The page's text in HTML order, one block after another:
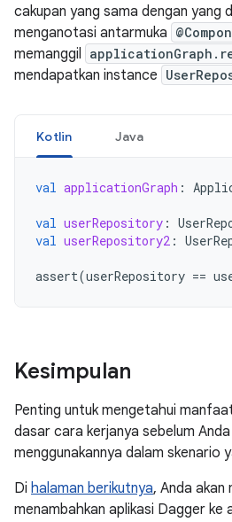
cakupan yang sama dengan yang
menganotasi antarmuka
memanggil
mendapatkan instance
Kotlin Java
val applicationGraph :
val userRepository :
val userRepository2 :
assert(userRepository ==
Kesimpulan
Penting untuk mengetahui
dasar cara kerjanya sebelum
menggunakannya dalam skenario
Di halaman berikutnya, Anda akan
menambahkan aplikasi Dagger ke